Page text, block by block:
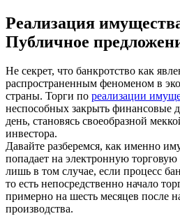
Реализация
Публичное
Не секрет, что банкротство как
распространенным феноменом в
страны. Торги по реализации
неспособных закрыть финансовые
день, становясь своеобразной
инвестора.
Давайте разберемся, как именно
попадает на электронную
лишь в том случае, если процесс
то есть непосредственно начало
примерно на шесть месяцев после
производства.